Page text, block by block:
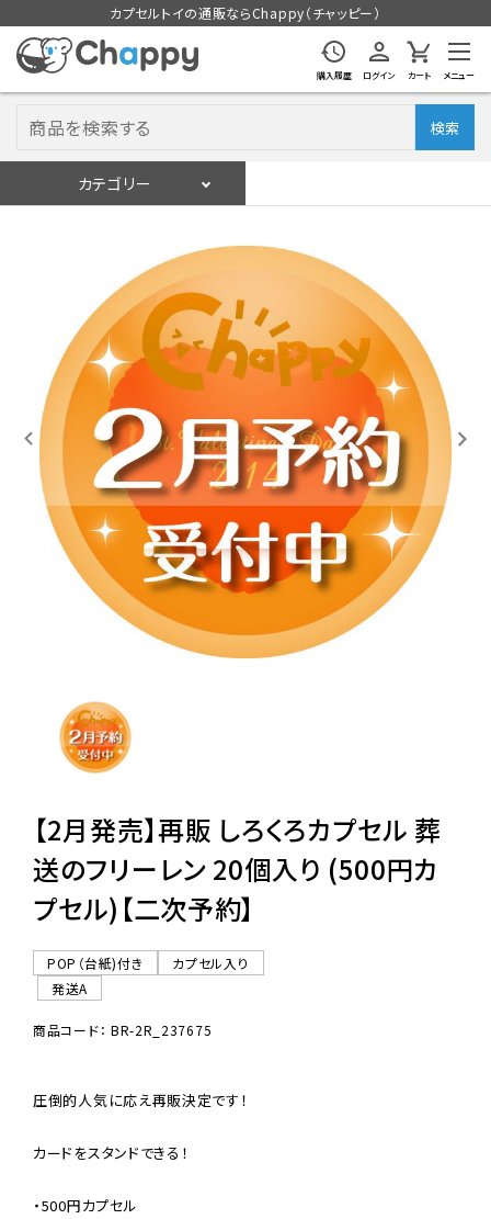
カプセルトイの通販ならChappy（チャッピー）
購入履歴 ログイン カート メニュー
検索
カテゴリー
入荷スケジュールをチェック
カプセルトイマシン本体
カプセルトイ
販促用空カプセル
レンタル
景品・玩具・文具
販促用カプセルトイ
06-6282-7659
【2月発売】再販 しろくろカプセル 葬
送のフリーレン 20個入り (500円カ
プセル)【二次予約】
POP（台紙)付き
カプセル入り
発送A
商品コード： BR-2R_237675
圧倒的人気に応え再販決定です！
カードをスタンドできる！
・500円カプセル